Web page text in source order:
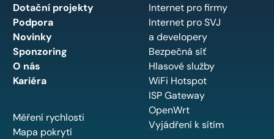
Dotační projekty
Podpora
Novinky
Sponzoring
O nás
Kariéra
Měření rychlosti
Mapa pokrytí
Internet pro firmy
Internet pro SVJ
a developery
Bezpečná síť
Hlasové služby
WiFi Hotspot
ISP Gateway
OpenWrt
Vyjádření k sítím